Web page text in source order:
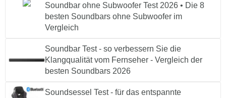
Soundbar ohne Subwoofer Test 2026 • Die 8
besten Soundbars ohne Subwoofer im
Vergleich
Soundbar Test - so verbessern Sie die
Klangqualität vom Fernseher - Vergleich der
besten Soundbars 2026
Soundsessel Test - für das entspannte